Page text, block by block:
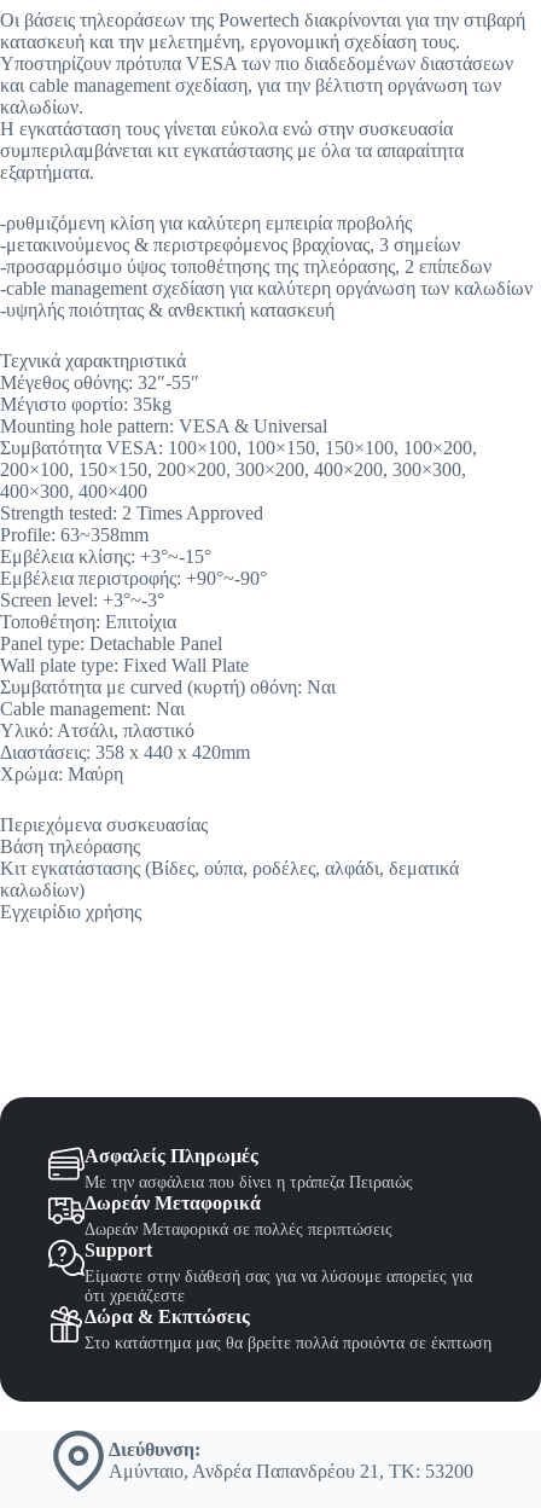
Οι βάσεις τηλεοράσεων της Powertech διακρίνονται για την στιβαρή
κατασκευή και την μελετημένη, εργονομική σχεδίαση τους.
Υποστηρίζουν πρότυπα VESA των πιο διαδεδομένων διαστάσεων
και cable management σχεδίαση, για την βέλτιστη οργάνωση των
καλωδίων.
Η εγκατάσταση τους γίνεται εύκολα ενώ στην συσκευασία
συμπεριλαμβάνεται κιτ εγκατάστασης με όλα τα απαραίτητα
εξαρτήματα.
-ρυθμιζόμενη κλίση για καλύτερη εμπειρία προβολής
-μετακινούμενος & περιστρεφόμενος βραχίονας, 3 σημείων
-προσαρμόσιμο ύψος τοποθέτησης της τηλεόρασης, 2 επίπεδων
-cable management σχεδίαση για καλύτερη οργάνωση των καλωδίων
-υψηλής ποιότητας & ανθεκτική κατασκευή
Τεχνικά χαρακτηριστικά
Μέγεθος οθόνης: 32″-55″
Μέγιστο φορτίο: 35kg
Mounting hole pattern: VESA & Universal
Συμβατότητα VESA: 100×100, 100×150, 150×100, 100×200,
200×100, 150×150, 200×200, 300×200, 400×200, 300×300,
400×300, 400×400
Strength tested: 2 Times Approved
Profile: 63~358mm
Εμβέλεια κλίσης: +3°~-15°
Εμβέλεια περιστροφής: +90°~-90°
Screen level: +3°~-3°
Τοποθέτηση: Επιτοίχια
Panel type: Detachable Panel
Wall plate type: Fixed Wall Plate
Συμβατότητα με curved (κυρτή) οθόνη: Ναι
Cable management: Ναι
Υλικό: Ατσάλι, πλαστικό
Διαστάσεις: 358 x 440 x 420mm
Χρώμα: Μαύρη
Περιεχόμενα συσκευασίας
Βάση τηλεόρασης
Κιτ εγκατάστασης (Βίδες, ούπα, ροδέλες, αλφάδι, δεματικά
καλωδίων)
Εγχειρίδιο χρήσης
Ασφαλείς Πληρωμές
Με την ασφάλεια που δίνει η τράπεζα Πειραιώς
Δωρεάν Μεταφορικά
Δωρεάν Μεταφορικά σε πολλές περιπτώσεις
Support
Είμαστε στην διάθεσή σας για να λύσουμε απορείες για
ότι χρειάζεστε
Δώρα & Εκπτώσεις
Στο κατάστημα μας θα βρείτε πολλά προιόντα σε έκπτωση
Διεύθυνση:
Αμύνταιο, Ανδρέα Παπανδρέου 21, ΤΚ: 53200